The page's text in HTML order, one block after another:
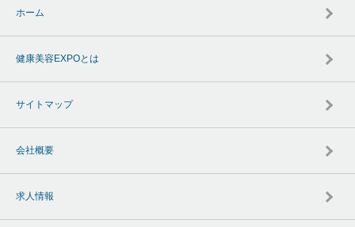
ホーム
健康美容EXPOとは
サイトマップ
会社概要
求人情報